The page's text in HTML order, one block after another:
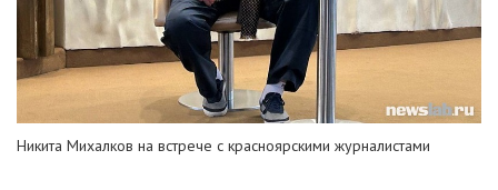
Никита Михалков на встрече с красноярскими журналистами